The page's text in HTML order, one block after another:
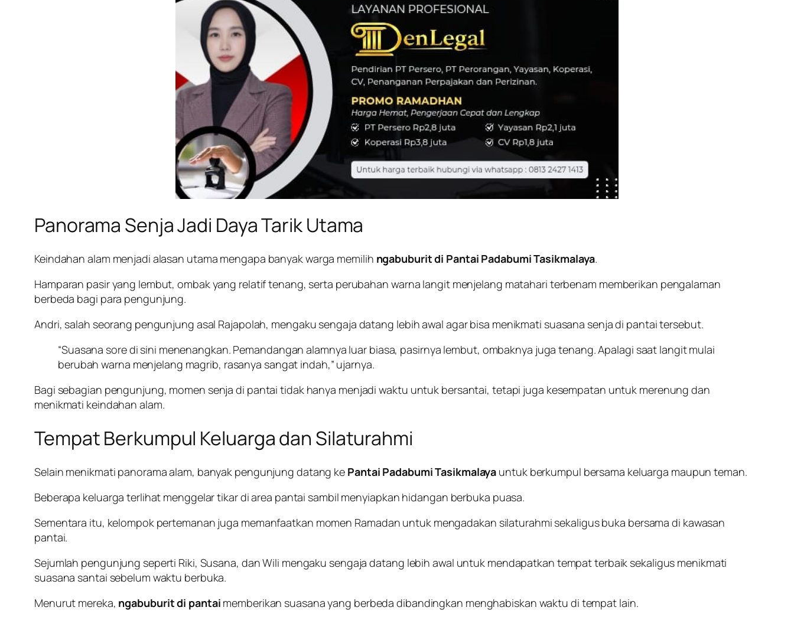
Panorama Senja Jadi Daya Tarik Utama
Keindahan alam menjadi alasan utama mengapa banyak warga memilih ngabuburit di Pantai Padabumi Tasikmalaya.
Hamparan pasir yang lembut, ombak yang relatif tenang, serta perubahan warna langit menjelang matahari terbenam memberikan pengalaman
berbeda bagi para pengunjung.
Andri, salah seorang pengunjung asal Rajapolah, mengaku sengaja datang lebih awal agar bisa menikmati suasana senja di pantai tersebut.
“Suasana sore di sini menenangkan. Pemandangan alamnya luar biasa, pasirnya lembut, ombaknya juga tenang. Apalagi saat langit mulai
berubah warna menjelang magrib, rasanya sangat indah,” ujarnya.
Bagi sebagian pengunjung, momen senja di pantai tidak hanya menjadi waktu untuk bersantai, tetapi juga kesempatan untuk merenung dan
menikmati keindahan alam.
Tempat Berkumpul Keluarga dan Silaturahmi
Selain menikmati panorama alam, banyak pengunjung datang ke Pantai Padabumi Tasikmalaya untuk berkumpul bersama keluarga maupun teman.
Beberapa keluarga terlihat menggelar tikar di area pantai sambil menyiapkan hidangan berbuka puasa.
Sementara itu, kelompok pertemanan juga memanfaatkan momen Ramadan untuk mengadakan silaturahmi sekaligus buka bersama di kawasan
pantai.
Sejumlah pengunjung seperti Riki, Susana, dan Wili mengaku sengaja datang lebih awal untuk mendapatkan tempat terbaik sekaligus menikmati
suasana santai sebelum waktu berbuka.
Menurut mereka, ngabuburit di pantai memberikan suasana yang berbeda dibandingkan menghabiskan waktu di tempat lain.